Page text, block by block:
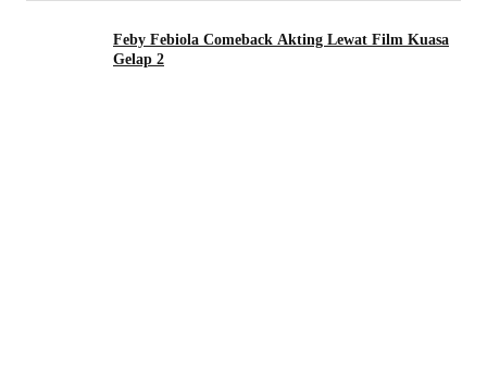
Feby Febiola Comeback Akting Lewat Film Kuasa
Gelap 2